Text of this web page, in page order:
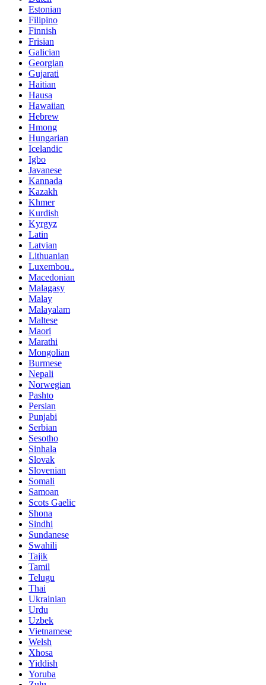
Estonian
Filipino
Finnish
Frisian
Galician
Georgian
Gujarati
Haitian
Hausa
Hawaiian
Hebrew
Hmong
Hungarian
Icelandic
Igbo
Javanese
Kannada
Kazakh
Khmer
Kurdish
Kyrgyz
Latin
Latvian
Lithuanian
Luxembou..
Macedonian
Malagasy
Malay
Malayalam
Maltese
Maori
Marathi
Mongolian
Burmese
Nepali
Norwegian
Pashto
Persian
Punjabi
Serbian
Sesotho
Sinhala
Slovak
Slovenian
Somali
Samoan
Scots Gaelic
Shona
Sindhi
Sundanese
Swahili
Tajik
Tamil
Telugu
Thai
Ukrainian
Urdu
Uzbek
Vietnamese
Welsh
Xhosa
Yiddish
Yoruba